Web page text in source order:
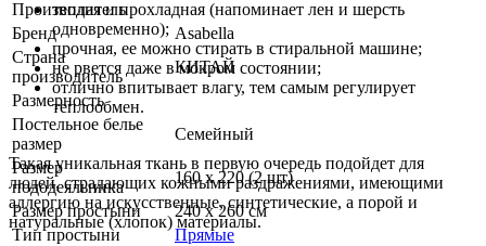
теплая и прохладная (напоминает лен и шерсть
одновременно);
прочная, ее можно стирать в стиральной машине;
не рвется даже в мокром состоянии;
отлично впитывает влагу, тем самым регулирует
теплообмен.
Такая уникальная ткань в первую очередь подойдет для
людей, страдающих кожными раздражениями, имеющими
аллергию на искусственные, синтетические, а порой и
натуральные (хлопок) материалы.
Производитель
Бренд
Asabella
Страна
производитель
КИТАЙ
Размерность
Постельное белье
размер
Семейный
Размер
пододеяльника
160 х 220 (2 шт)
Размер простыни
240 х 260 см
Тип простыни
Прямые